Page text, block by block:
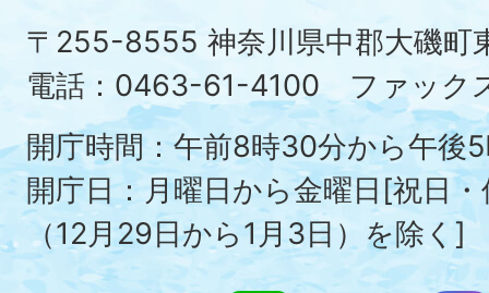
町
〒255-8555 神奈川県中郡大磯
電話：0463-61-4100 ファック
開庁時間：午前8時30分から午後
開庁日：月曜日から金曜日[祝日
（12月29日から1月3日）を除く]